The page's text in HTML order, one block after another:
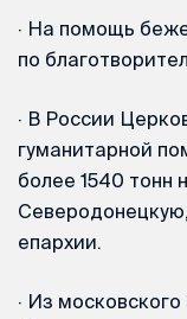
· На помощь
по
· В России
гуманитарной
более 1540 тонн
епархии.
· Из